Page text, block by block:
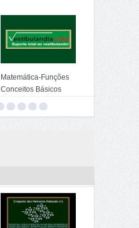
Matemática-Funções
Conceitos Básicos
(Quarta Parte Final)